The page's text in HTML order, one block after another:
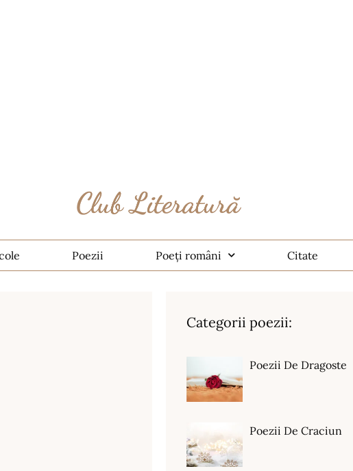
Poezii Poeți români Citate
Categorii poezii:
Poezii De Dragoste
Poezii De Craciun